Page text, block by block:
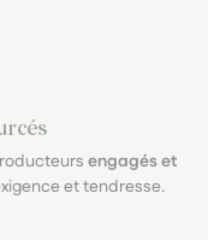
engagés et
et tendresse.